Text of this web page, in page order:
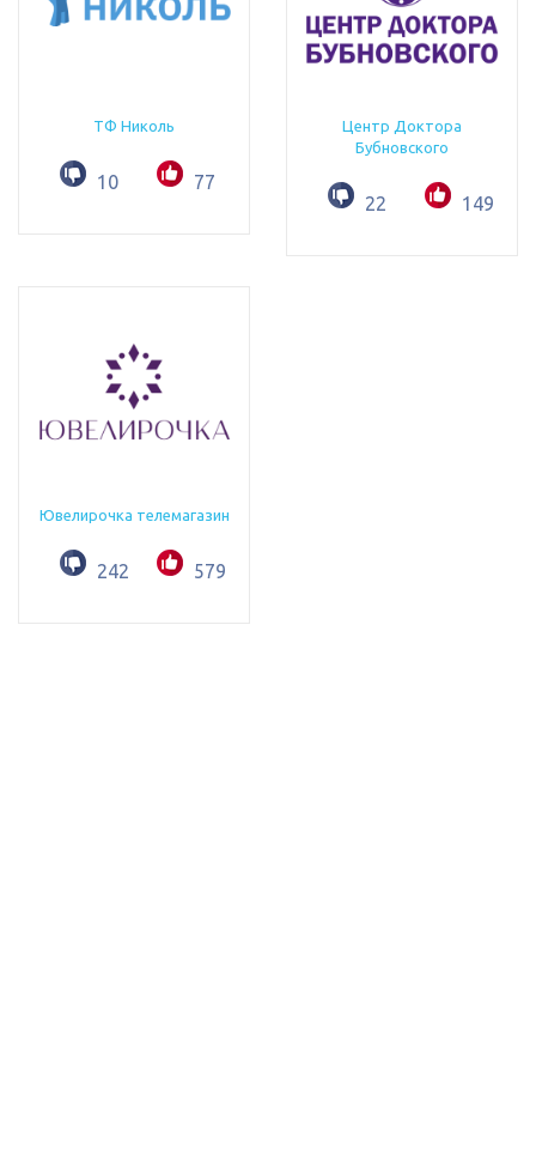
ТФ Николь
10 77
Центр Доктора
Бубновского
22 149
Ювелирочка телемагазин
242 579